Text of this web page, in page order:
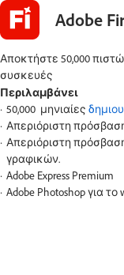
Adobe
Αποκτήστε 50,000
συσκευές
Περιλαμβάνει
50,000 μηνιαίες
Απεριόριστη
Απεριόριστη
γραφικών.
Adobe Express Premium
Adobe Photoshop για